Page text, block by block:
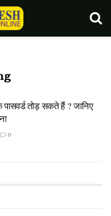
तोड़ सकते हैं ? जानिए
0